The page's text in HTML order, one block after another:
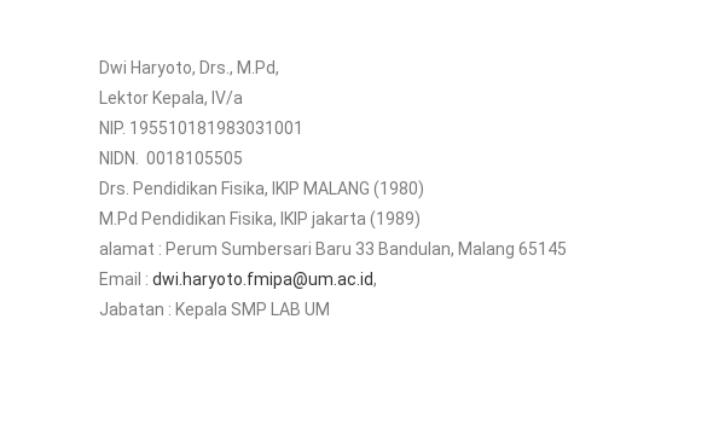
Dwi Haryoto, Drs., M.Pd,
Lektor Kepala, IV/a
NIP. 195510181983031001
NIDN. 0018105505
Drs. Pendidikan Fisika, IKIP MALANG (1980)
M.Pd Pendidikan Fisika, IKIP jakarta (1989)
alamat : Perum Sumbersari Baru 33 Bandulan, Malang 65145
Email : dwi.haryoto.fmipa@um.ac.id,
Jabatan : Kepala SMP LAB UM